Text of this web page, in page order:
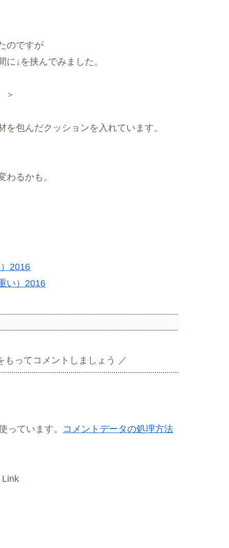
のですが
↓を挟んでみました。
＞
包んだクッションを入れています。
るかも。
2016
い）2016
ってコメントしましょう
っています。 コメントデータの処理方法